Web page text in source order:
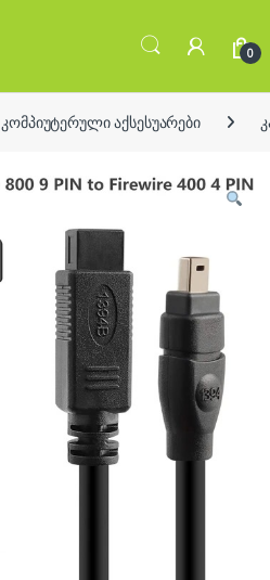
0
კომპიუტერული აქსესუარები